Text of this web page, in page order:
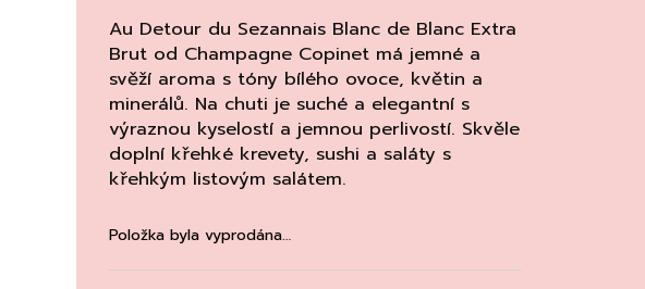
Au Detour du Sezannais Blanc de Blanc Extra
Brut od Champagne Copinet má jemné a
svěží aroma s tóny bílého ovoce, květin a
minerálů. Na chuti je suché a elegantní s
výraznou kyselostí a jemnou perlivostí. Skvěle
doplní křehké krevety, sushi a saláty s
křehkým listovým salátem.
Položka byla vyprodána…
Následující
DEGUSTACE DOMAINE 'ALZIPRATU